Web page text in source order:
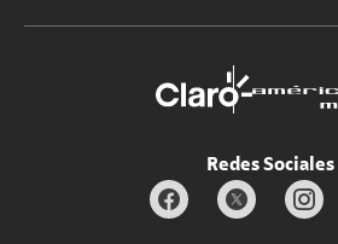
Durabilidad de bienes
Estado de Servicios
Redes Sociales